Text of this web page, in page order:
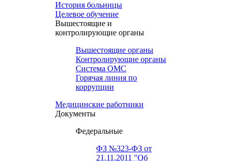
История больницы
Целевое обучение
Вышестоящие и
контролирующие органы
Вышестоящие органы
Контролирующие органы
Система ОМС
Горячая линия по
коррупции
Медицинские работники
Документы
Федеральные
ФЗ №323-ФЗ от
21.11.2011 "Об